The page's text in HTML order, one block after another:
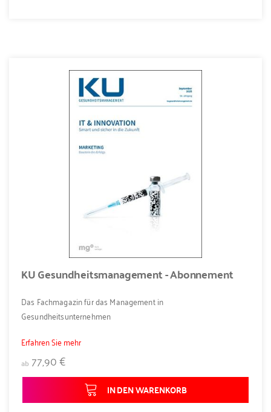
KU Gesundheitsmanagement - Abonnement
Das Fachmagazin für das Management in
Gesundheitsunternehmen
Erfahren Sie mehr
ab 77,90 €
IN DEN WARENKORB